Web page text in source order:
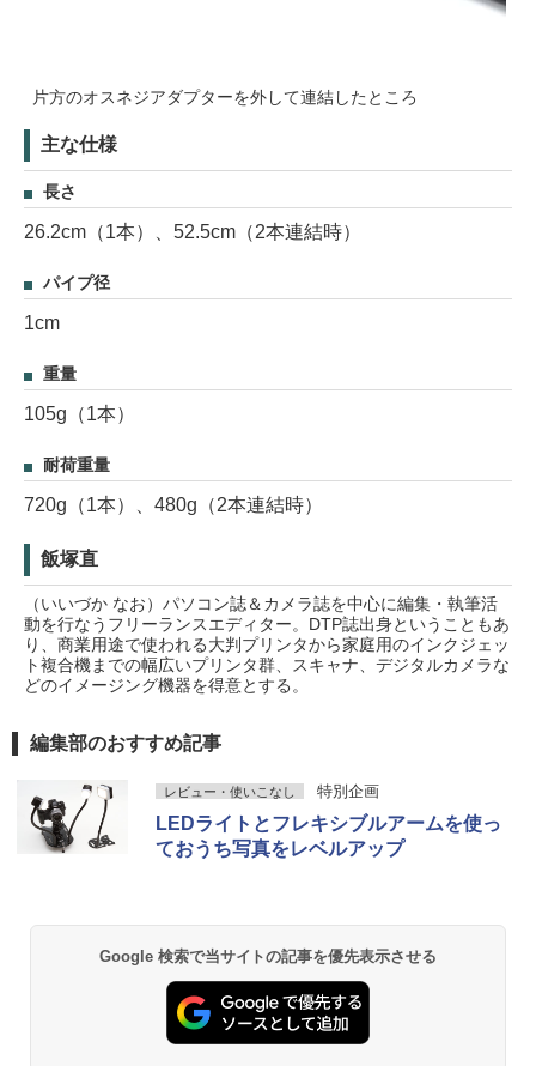
片方のオスネジアダプターを外して連結したところ
主な仕様
長さ
26.2cm（1本）、52.5cm（2本連結時）
パイプ径
1cm
重量
105g（1本）
耐荷重量
720g（1本）、480g（2本連結時）
飯塚直
（いいづか なお）パソコン誌＆カメラ誌を中心に編集・執筆活
動を行なうフリーランスエディター。DTP誌出身ということもあ
り、商業用途で使われる大判プリンタから家庭用のインクジェッ
ト複合機までの幅広いプリンタ群、スキャナ、デジタルカメラな
どのイメージング機器を得意とする。
編集部のおすすめ記事
レビュー・使いこなし 特別企画
LEDライトとフレキシブルアームを使っ
ておうち写真をレベルアップ
Google 検索で当サイトの記事を優先表示させる